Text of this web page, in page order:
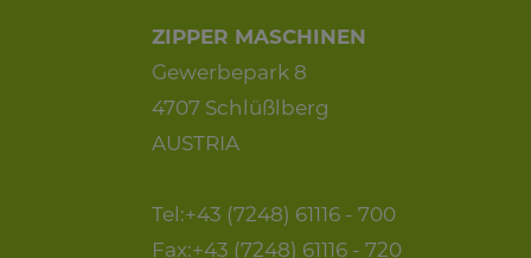
ZIPPER MASCHINEN
Gewerbepark 8
4707 Schlüßlberg
AUSTRIA
Tel:+43 (7248) 61116 - 700
Fax:+43 (7248) 61116 - 720